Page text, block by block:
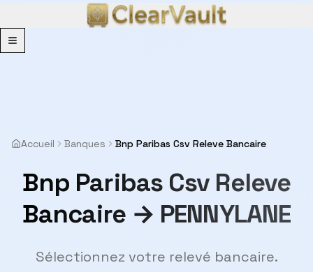
Menu
Accueil Banques Bnp Paribas Csv Releve Bancaire
Bnp Paribas Csv Releve
Bancaire → PENNYLANE
Sélectionnez votre relevé bancaire.